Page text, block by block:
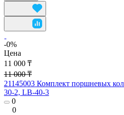
-0%
Цена
11 000 ₸
11 000 ₸
21145003 Комплект поршневых
30-2, LB-40-3
0
0